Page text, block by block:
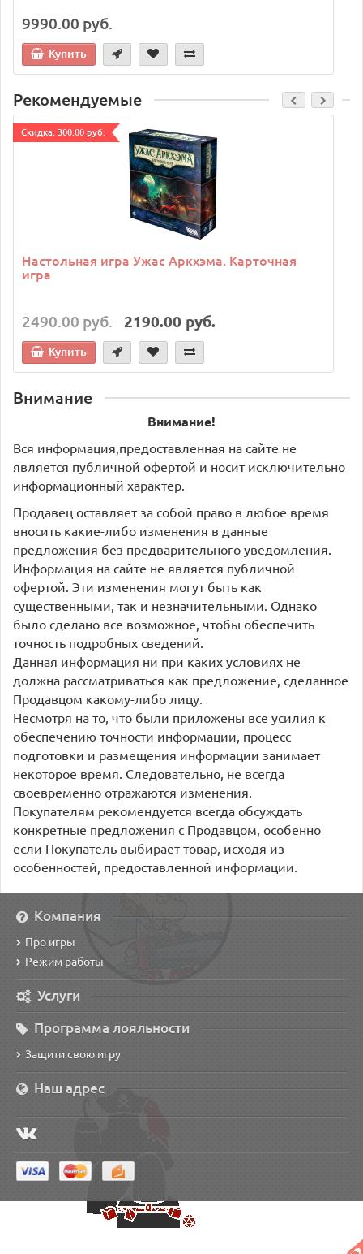
9990.00 руб.
Купить
Рекомендуемые
Cкидка: 300.00 руб.
Настольная игра Ужас Аркхэма. Карточная
игра
2490.00 руб. 2190.00 руб.
Купить
Внимание
Внимание!
Вся информация,предоставленная на сайте не
является публичной офертой и носит исключительно
информационный характер.
Продавец оставляет за собой право в любое время
вносить какие-либо изменения в данные
предложения без предварительного уведомления.
Информация на сайте не является публичной
офертой. Эти изменения могут быть как
существенными, так и незначительными. Однако
было сделано все возможное, чтобы обеспечить
точность подробных сведений.
Данная информация ни при каких условиях не
должна рассматриваться как предложение, сделанное
Продавцом какому-либо лицу.
Несмотря на то, что были приложены все усилия к
обеспечению точности информации, процесс
подготовки и размещения информации занимает
некоторое время. Следовательно, не всегда
своевременно отражаются изменения.
Покупателям рекомендуется всегда обсуждать
конкретные предложения с Продавцом, особенно
если Покупатель выбирает товар, исходя из
особенностей, предоставленной информации.
Компания
Про игры
Режим работы
Услуги
Программа лояльности
Защити свою игру
Наш адрес